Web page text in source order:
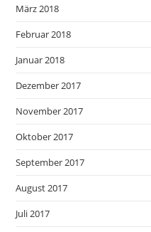
März 2018
Februar 2018
Januar 2018
Dezember 2017
November 2017
Oktober 2017
September 2017
August 2017
Juli 2017